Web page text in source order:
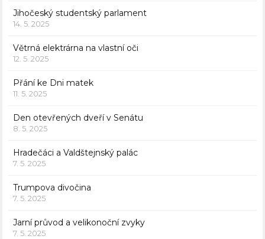
Jihočeský studentský parlament
14. 5. 2025
Větrná elektrárna na vlastní oči
12. 5. 2025
Přání ke Dni matek
11. 5. 2025
Den otevřených dveří v Senátu
8. 5. 2025
Hradečáci a Valdštejnský palác
7. 5. 2025
Trumpova divočina
7. 5. 2025
Jarní průvod a velikonoční zvyky
7. 5. 2025